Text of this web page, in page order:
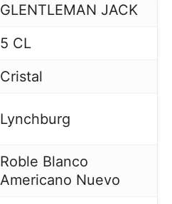
GLENTLEMAN JACK
5 CL
Cristal
Lynchburg
Roble Blanco
Americano Nuevo